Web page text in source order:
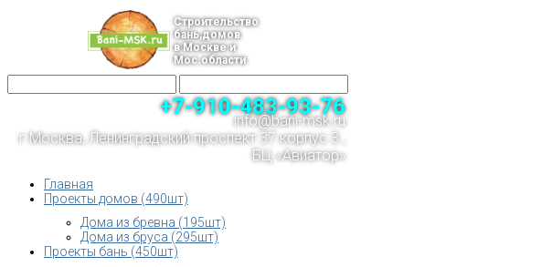
Строительство
бань,домов
в Москве и
Мос.области
+7-910-483-93-76
info@bani-msk.ru
г.Москва, Ленинградский проспект 37 корпус 3 ,
БЦ «Авиатор»
Главная
Проекты домов (490шт)
Дома из бревна (195шт)
Дома из бруса (295шт)
Проекты бань (450шт)